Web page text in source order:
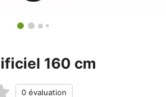
160 cm